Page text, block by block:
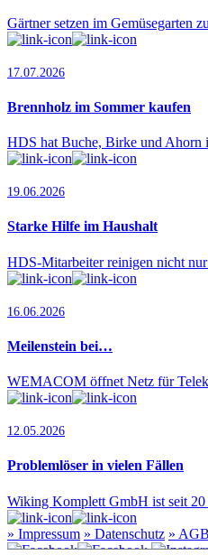
Gärtner setzen im Gemüsegarten
17.07.2026
Brennholz im Sommer kaufen
HDS hat Buche, Birke und
19.06.2026
Starke Hilfe im Haushalt
HDS-Mitarbeiter reinigen nicht
16.06.2026
Meilenstein bei…
WEMACOM öffnet Netz für
12.05.2026
Problemlöser in vielen Fällen
Wiking Komplett GmbH ist seit
» Impressum » Datenschutz » AGB